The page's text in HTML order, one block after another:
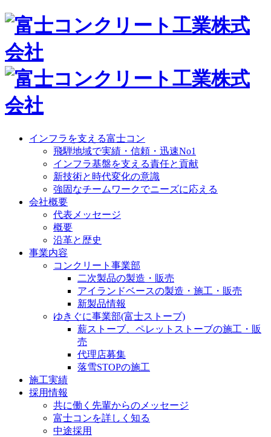
インフラを支える富士コン
飛騨地域で実績・信頼・迅速No1
インフラ基盤を支える責任と貢献
新技術と時代変化の意識
強固なチームワークでニーズに応える
会社概要
代表メッセージ
概要
沿革と歴史
事業内容
コンクリート事業部
二次製品の製造・販売
アイランドベースの製造・施工・販売
新製品情報
ゆきぐに事業部(富士ストーブ)
薪ストーブ、ペレットストーブの施工・販
売
代理店募集
落雪STOPの施工
施工実績
採用情報
共に働く先輩からのメッセージ
富士コンを詳しく知る
中途採用